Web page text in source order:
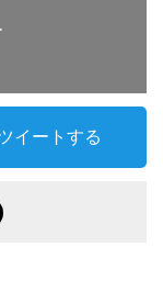
イートする